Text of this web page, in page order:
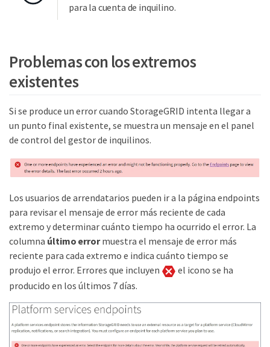
para la cuenta de inquilino.
Problemas con los extremos
existentes
Si se produce un error cuando StorageGRID intenta llegar a
un punto final existente, se muestra un mensaje en el panel
de control del gestor de inquilinos.
Los usuarios de arrendatarios pueden ir a la página endpoints
para revisar el mensaje de error más reciente de cada
extremo y determinar cuánto tiempo ha ocurrido el error. La
columna último errormuestra el mensaje de error más
reciente para cada extremo e indica cuánto tiempo se
produjo el error. Errores que incluyen
el icono se ha
producido en los últimos 7 días.